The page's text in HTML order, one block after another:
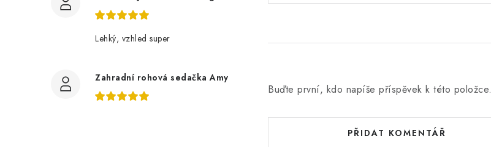
Lehký, vzhled super
Zahradní rohová sedačka Amy
n
c
n
Buďte první, kdo napíše příspěvek k této položce.
PŘIDAT KOMENTÁŘ